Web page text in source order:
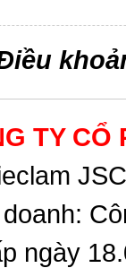
TY CỔ
ngày